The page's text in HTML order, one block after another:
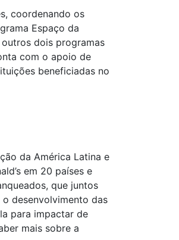
coordenando os
Espaço da
dois programas
com o apoio de
beneficiadas no
da América Latina e
em 20 países e
que juntos
desenvolvimento das
para impactar de
mais sobre a